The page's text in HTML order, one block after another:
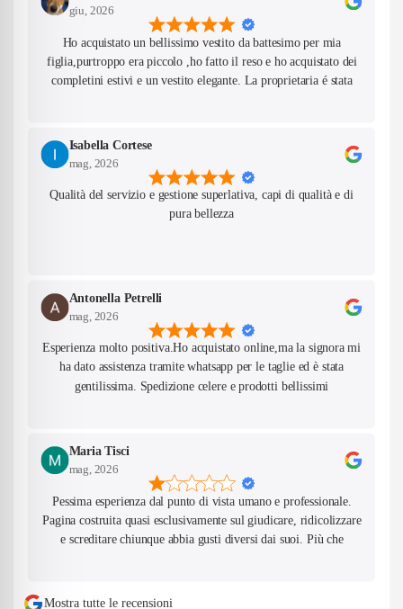
giu, 2026
Ho acquistato un bellissimo vestito da battesimo per mia
figlia,purtroppo era piccolo ,ho fatto il reso e ho acquistato dei
completini estivi e un vestito elegante. La proprietaria é stata
avevo fatto. Oggi é arrivato il pacco,tutti i prodotti sono
bellissimi,sistemati con cura e profumatissimi e i materiali di
qualità. Saró felice in futuro di fare nuovi ordini da voi. Grazie
ancora e complimenti!
Isabella Cortese
mag, 2026
Qualità del servizio e gestione superlativa, capi di qualità e di
pura bellezza
Antonella Petrelli
mag, 2026
Esperienza molto positiva.Ho acquistato online,ma la signora mi
ha dato assistenza tramite whatsapp per le taglie ed è stata
gentilissima. Spedizione celere e prodotti bellissimi
Maria Tisci
mag, 2026
Pessima esperienza dal punto di vista umano e professionale.
Pagina costruita quasi esclusivamente sul giudicare, ridicolizzare
e screditare chiunque abbia gusti diversi dai suoi. Più che
bambini, outfit e modi di vivere non condivisi dalla titolare. Ho
Mostra tutte le recensioni